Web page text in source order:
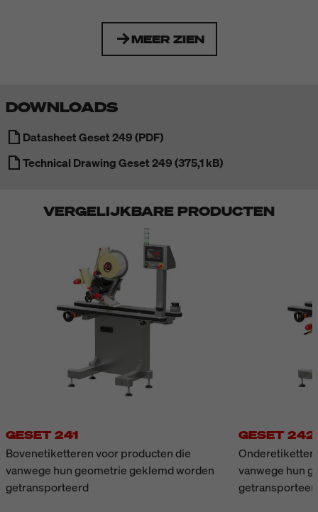
MEER ZIEN
DOWNLOADS
Datasheet Geset 249 (PDF)
Technical Drawing Geset 249 (375,1 kB)
VERGELIJKBARE PRODUCTEN
GESET 241
Bovenetiketteren voor producten die
vanwege hun geometrie geklemd worden
getransporteerd
GESET 242
vanwege hun